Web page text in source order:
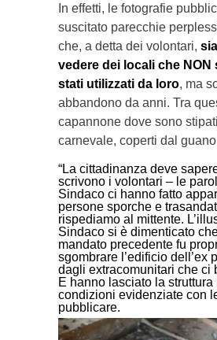
In effetti, le fotografie
suscitato parecchie
che, a detta dei volontari,
vedere dei locali che NON
stati utilizzati da loro, ma
abbandono da anni. Tra
capannone dove sono
carnevale, coperti dal
“La cittadinanza deve
scrivono i volontari – le
Sindaco ci hanno fatto
persone sporche e
rispediamo al mittente.
Sindaco si è dimenticato
mandato precedente fu
sgombrare l’edificio dell’ex
dagli extracomunitari che ci
E hanno lasciato la struttura
condizioni evidenziate con
pubblicare.